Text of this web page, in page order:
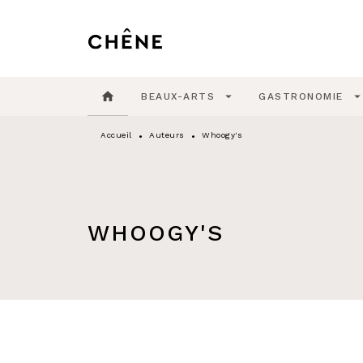
MENU
home BEAUX-ARTS arrow_drop_down GASTRONOMIE arrow_drop_down
Accueil • Auteurs • Whoogy's
WHOOGY'S